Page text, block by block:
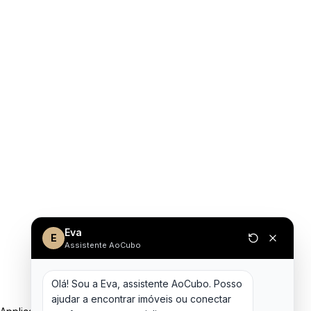
E Eva
Assistente AoCubo
Olá! Sou a Eva, assistente AoCubo. Posso
ajudar a encontrar imóveis ou conectar